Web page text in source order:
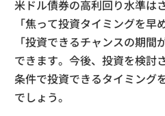
米ドル債券の高利回り水準は
「焦って投資タイミングを早
「投資できるチャンスの期
できます。今後、投資を検討
条件で投資できるタイミング
でしょう。